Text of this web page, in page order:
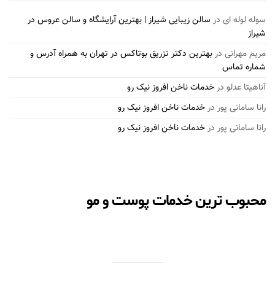
سوله لوله ای در سالن زیبایی شیراز | بهترین آرایشگاه و سالن عروس در
شیراز
مریم مهرانی دربهترین دکتر تزریق بوتاکس در تهران به همراه آدرس و
شماره تماس
آناهیتا عدلو درخدمات ناخن افروز نیک رو
رانا سامانی پور درخدمات ناخن افروز نیک رو
رانا سامانی پور درخدمات ناخن افروز نیک رو
محبوب ترین خدمات پوست و مو